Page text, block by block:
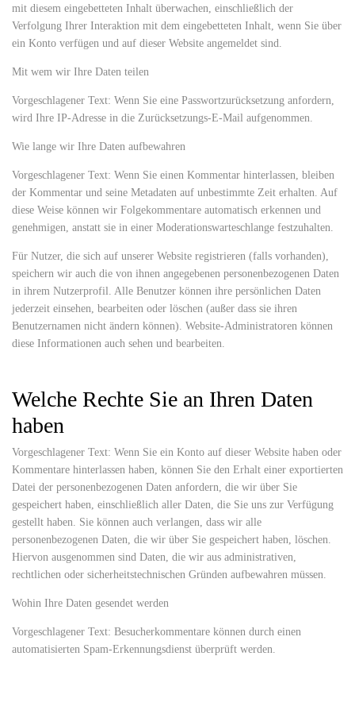
mit diesem eingebetteten Inhalt überwachen, einschließlich der
Verfolgung Ihrer Interaktion mit dem eingebetteten Inhalt, wenn Sie über
ein Konto verfügen und auf dieser Website angemeldet sind.
Mit wem wir Ihre Daten teilen
Vorgeschlagener Text: Wenn Sie eine Passwortzurücksetzung anfordern,
wird Ihre IP-Adresse in die Zurücksetzungs-E-Mail aufgenommen.
Wie lange wir Ihre Daten aufbewahren
Vorgeschlagener Text: Wenn Sie einen Kommentar hinterlassen, bleiben
der Kommentar und seine Metadaten auf unbestimmte Zeit erhalten. Auf
diese Weise können wir Folgekommentare automatisch erkennen und
genehmigen, anstatt sie in einer Moderationswarteschlange festzuhalten.
Für Nutzer, die sich auf unserer Website registrieren (falls vorhanden),
speichern wir auch die von ihnen angegebenen personenbezogenen Daten
in ihrem Nutzerprofil. Alle Benutzer können ihre persönlichen Daten
jederzeit einsehen, bearbeiten oder löschen (außer dass sie ihren
Benutzernamen nicht ändern können). Website-Administratoren können
diese Informationen auch sehen und bearbeiten.
Welche Rechte Sie an Ihren Daten
haben
Vorgeschlagener Text: Wenn Sie ein Konto auf dieser Website haben oder
Kommentare hinterlassen haben, können Sie den Erhalt einer exportierten
Datei der personenbezogenen Daten anfordern, die wir über Sie
gespeichert haben, einschließlich aller Daten, die Sie uns zur Verfügung
gestellt haben. Sie können auch verlangen, dass wir alle
personenbezogenen Daten, die wir über Sie gespeichert haben, löschen.
Hiervon ausgenommen sind Daten, die wir aus administrativen,
rechtlichen oder sicherheitstechnischen Gründen aufbewahren müssen.
Wohin Ihre Daten gesendet werden
Vorgeschlagener Text: Besucherkommentare können durch einen
automatisierten Spam-Erkennungsdienst überprüft werden.